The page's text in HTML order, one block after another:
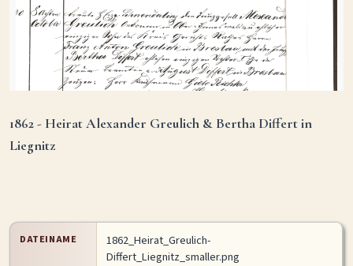
1862 - Heirat Alexander Greulich & Bertha Differt in
Liegnitz
DATEINAME
1862_Heirat_Greulich-
Differt_Liegnitz_smaller.png